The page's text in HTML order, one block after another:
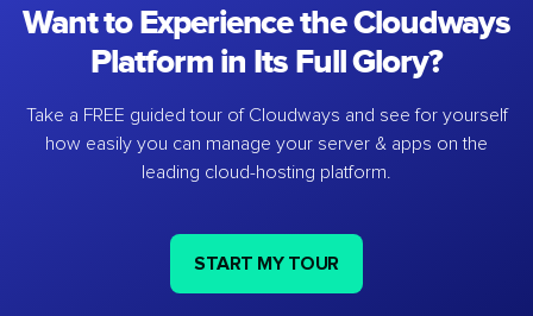
Want to Experience the Cloudways
Platform in Its Full Glory?
Take a FREE guided tour of Cloudways and see for yourself
how easily you can manage your server & apps on the
leading cloud-hosting platform.
START MY TOUR